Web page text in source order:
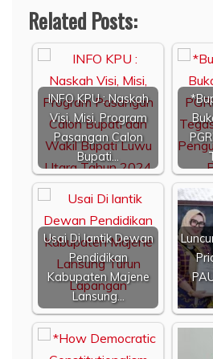
Related Posts:
INFO KPU : Naskah
Visi, Misi, Program
Pasangan Calon
Bupati…
Usai Di lantik Dewan
Pendidikan
Kabupaten Majene
Lansung…